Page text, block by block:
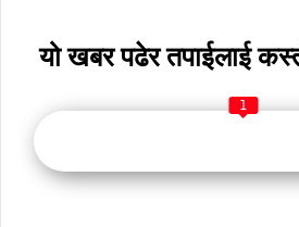
यो खबर पढेर तपाईलाई
1